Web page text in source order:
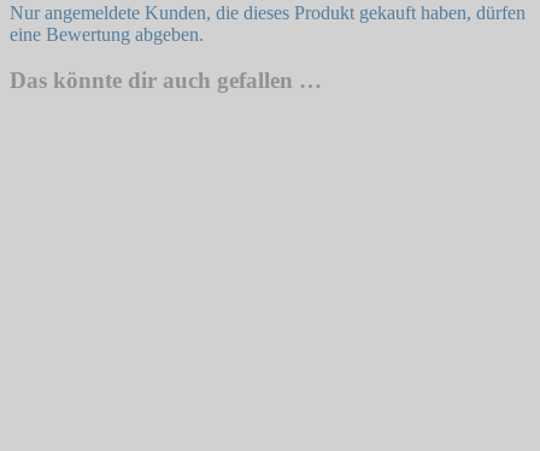
Nur angemeldete Kunden, die dieses Produkt gekauft haben, dürfen
eine Bewertung abgeben.
Das könnte dir auch gefallen …